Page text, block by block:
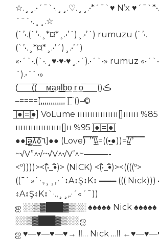
☆.¸¸.•´¯`•.¸¸.♡.¸¸.•*´¯`♥ N’x
´¯`•.¸¸.☆
(`’•.(`’•.¸*¤*¸.•’´)¸.•’´) rumuzu (`’•.
(`’•.¸*¤*¸.•’´)¸.•’´)
«•´`•.(`•.¸♥•♥•♥¸.•´).•´`•» rumuz
´).•´`•»
(̅_̅_̅_̅(̲̲̲̲̲̅̅̅̅̅̅(̅_̅_̲̅м̲̅a̲̅я̲̅l̲̲̅̅b̲̅o̲̅ r̲̅ o̲̅̅_̅_̅_̅()ڪ
–====(,̲̅,̲̅,̲̅,̲̅,̲̅,̲̅,̲̅,̲̅,̲̅,̲̅,̲̅,̅̅ |¯̲̲̅̅()–©
|̲̅̅●̲̅̅|̲̅̅=̲̅̅|̲̅̅●̲̅̅] VoLume ıııııııııııııııı[]ıııııı
ıııııııııııııııııı[]ıı %95 |̲̅̅●̲̅̅|̲̅̅=̲̅̅|̲̅̅●̲̅̅]
●●[̲̅ə̲̅٨̲̅٥̲̅٦̲̅]●● (Love)̿̿̿̿̿̿̿̿ ̿̿̿̿ ̿̿̿̿’̿’\̵͇̿̿\=((•̪●))=/̵͇̿̿/’̿̿ ̿ ̿ ̿ ̿̿̿̿̿
~√V”^√~√V^√V’^~———-
<º))))><(•ิ_•ิ)> (NİCK) <(•ิ_•ิ)><((((º>
((¯`»`·.,¸¸,.·´↕A↕Ş↕K↕ ═══ (((
↕A↕Ş↕K↕`·.,¸¸,.·´«´¯))
ஐ ░░▒▓███▓▒░░ ♠♠♠♠♠ Nick ♠♠♠♠♠
░░▒▓███▓▒░░ ஐ
ஐ ♥―♥―♥―♥→ ‼… Nick …‼